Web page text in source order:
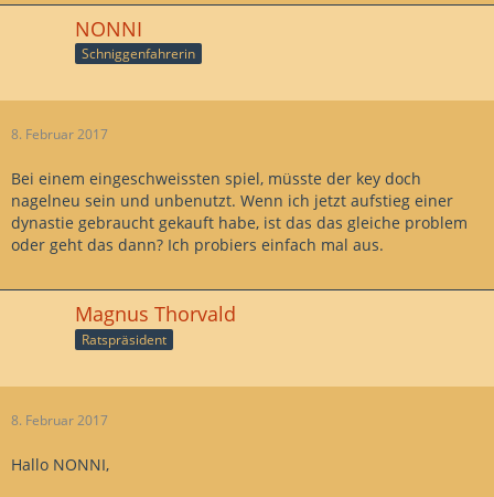
NONNI
Schniggenfahrerin
8. Februar 2017
Bei einem eingeschweissten spiel, müsste der key doch
nagelneu sein und unbenutzt. Wenn ich jetzt aufstieg einer
dynastie gebraucht gekauft habe, ist das das gleiche problem
oder geht das dann? Ich probiers einfach mal aus.
Magnus Thorvald
Ratspräsident
8. Februar 2017
Hallo NONNI,